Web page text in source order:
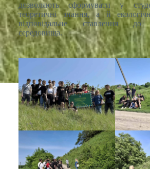
дозволяють сформувати у
теоретичні знання, а й
відповідальне ставлення до
середовища.